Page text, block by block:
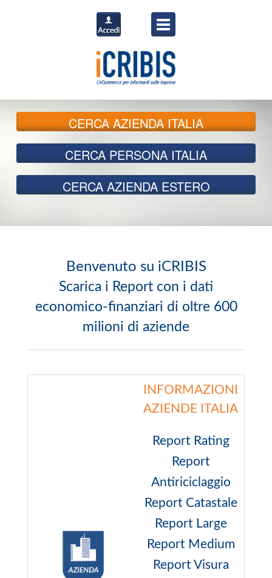
CERCAAZIENDA ITALIA
CERCA PERSONA ITALIA
CERCA AZIENDA ESTERO
Benvenuto su iCRIBIS
Scarica i Report con i dati
economico-finanziari di oltre 600
milioni di aziende
INFORMAZIONI
AZIENDE ITALIA
Report Rating
Report
Antiriciclaggio
Report Catastale
Report Large
Report Medium
Report Visura